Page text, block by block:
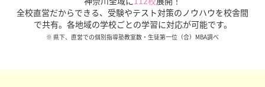
全校直営だからできる、受験やテスト対策のノウハウを校舎間
で共有。各地域の学校ごとの学習に対応が可能です。
※ 県下、直営での個別指導塾教室数・生徒第一位（合）MBA調べ